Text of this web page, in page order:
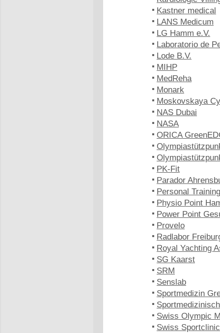
Kastner medical
LANS Medicum
LG Hamm e.V.
Laboratorio de
Lode B.V.
MIHP
MedReha
Monark
Moskovskaya
NAS Dubai
NASA
ORICA
PK-Fit
Parador
Personal
Physio Point
Power Point
Provelo
Radlabor
Royal Yachting
SG Kaarst
SRM
Senslab
Sportmedizin
Swiss Olympic
Swiss Sportclinic